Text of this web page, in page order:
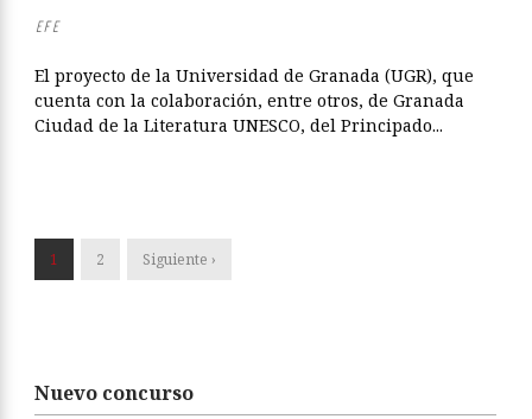
EFE
El proyecto de la Universidad de Granada (UGR), que
cuenta con la colaboración, entre otros, de Granada
Ciudad de la Literatura UNESCO, del Principado...
1 2 Siguiente ›
Nuevo concurso